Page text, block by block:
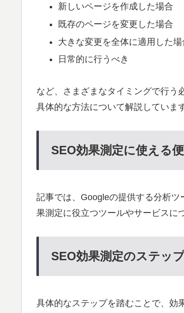
新しいページを作成した場合
既存のページを変更した場合
大きな変更を全体に適用した場
日常的に行うべき
など、さまざまなタイミングで行う
具体的な方法について解説しています
SEO効果測定に使える
記事では、Googleの提供する分析
果測定に役立つツールやサービスに
SEO効果測定のステッ
具体的なステップを踏むことで、効